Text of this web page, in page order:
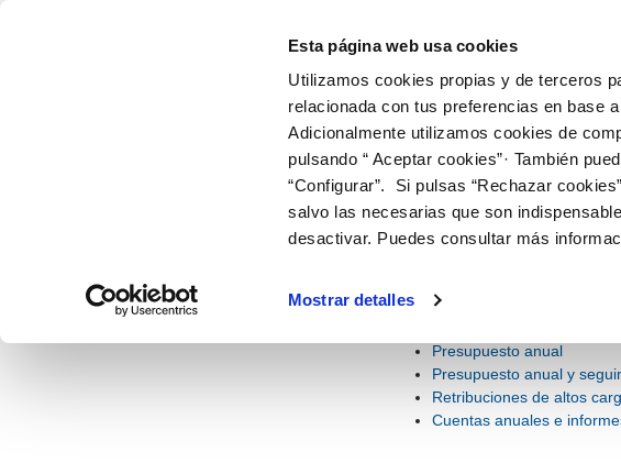
Esta página web usa cookies
Utilizamos cookies propias y de terceros
relacionada con tus preferencias en base
Adicionalmente utilizamos cookies de
pulsando “ Aceptar cookies”· También
“Configurar”. Si pulsas “Rechazar
salvo las necesarias que son
desactivar. Puedes consultar más
Mostrar detalles
EMPRESA Y ORGANIZACIÓN
INFORMACIÓN ECONÓMICA Y
ESTADÍSTICA
INFORMACIÓN ECONÓMICA Y ESTADÍSTICA
estadística
Información
sobre la calidad del servicio.
Presupuesto anual
Presupuesto anual y
Retribuciones de altos
Cuentas anuales e